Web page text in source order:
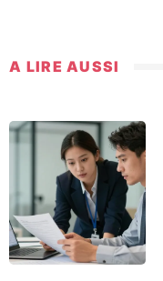
A LIRE AUSSI